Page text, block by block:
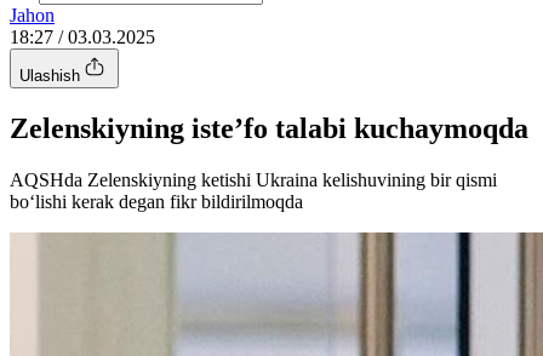
Jahon
18:27 / 03.03.2025
Ulashish
Zelenskiyning isteʼfo talabi kuchaymoqda
AQSHda Zelenskiyning ketishi Ukraina kelishuvining bir qismi
bo‘lishi kerak degan fikr bildirilmoqda